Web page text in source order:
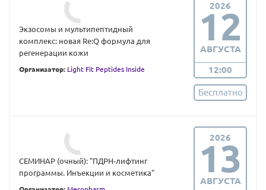
Экзосомы и мультипептидный
комплекс: новая Re:Q формула для
регенерации кожи
Организатор: Light Fit Peptides Inside
2026
12
АВГУСТА
12:00
Бесплатно
СЕМИНАР (очный): "ПДРН-лифтинг
программы. Инъекции и косметика"
2026
13
АВГУСТА